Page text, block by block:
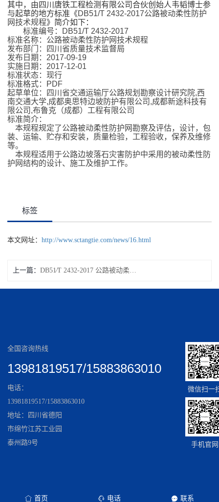
其中，由四川唐铁工程检测有限公司合伙创始人韦韬博士参
与起草的地方标准《DB51/T 2432-2017公路被动柔性防护
网技术规程》简介如下：
标准编号：DB51/T 2432-2017
标准名称：公路被动柔性防护网技术规程
发布部门：四川省质量技术监督局
发布日期：2017-09-19
实施日期：2017-12-01
标准状态：现行
标准格式：PDF
起草单位：四川省交通运输厅公路规划勘察设计研究院,西
南交通大学,成都奥思特边坡防护有限公司,成都新途科技有
限公司,布鲁克（成都）工程有限公司
标准简介：
本规程规定了公路被动柔性防护网勘察及评估，设计，包
装、运输、贮存和安装，质量检验，工程验收，保养及维修
等。
本规程适用于公路边坡落石灾害防护中采用的被动柔性防
护网结构的设计、施工及维护工作。
标签
本文网址： http://www.sctangtie.com/news/16.html
上一篇： DB51∕T 2432-2017 公路被动柔性防护网技术规程
全国咨询热线
13981819517/15883863010
电话：
13981819517/15883863010
地址：四川省德阳
市绵竹江苏工业园
泰州路9号
微信扫一
手机官网
首页 电话 联系